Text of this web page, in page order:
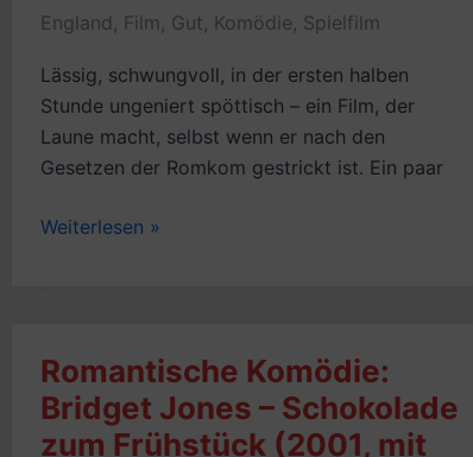
mit
–
7
Sterne
England , Film , Gut, Komödie, Spielfilm
Lässig, schwungvoll, in der ersten halben
Stunde ungeniert spöttisch – ein Film, der
Laune macht, selbst wenn er nach den
Gesetzen der Romkom gestrickt ist. Ein paar
Rezension
Boy,
oder:
Der
Weiterlesen »
Romantische Komödie:
Bridget Jones – Schokolade
zum Frühstück (2001, mit